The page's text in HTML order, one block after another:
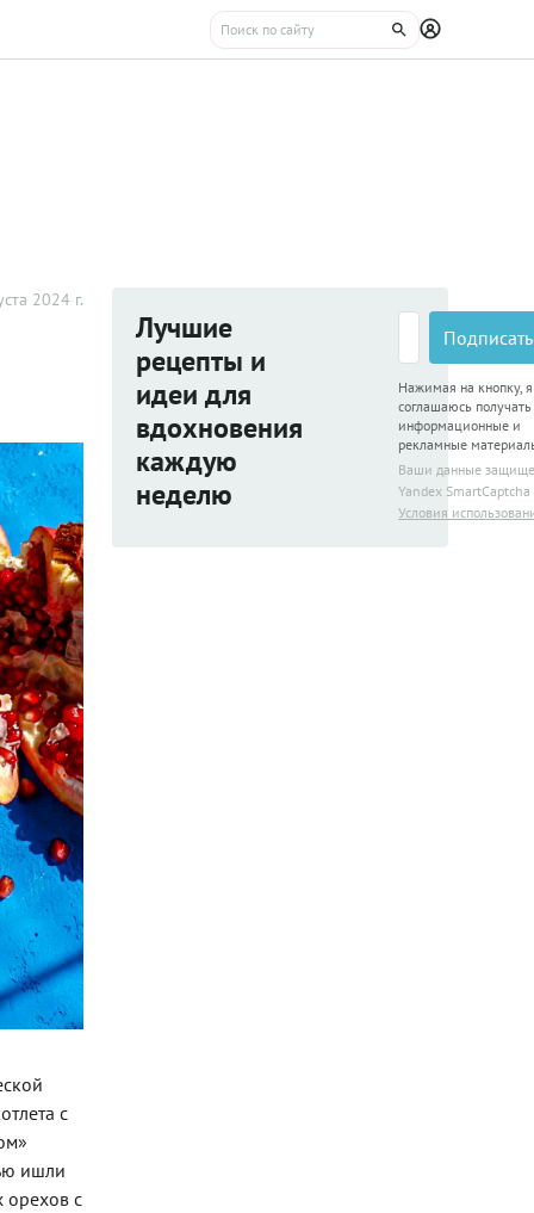
2024 г.
с
ишли
орехов с
Лучшие
рецепты и
идеи для
вдохновения
каждую
неделю
Нажимая на кнопку, я
соглашаюсь получать
информационные и
рекламные
Ваши данные
Yandex SmartCaptcha
Условия